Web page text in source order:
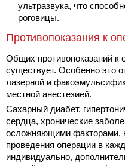
ультразвука, что
роговицы.
Противопоказания к
Общих противопоказаний к
существует. Особенно это
лазерной и
местной анестезией.
Сахарный диабет,
сердца, хронические
осложняющими факторами,
проведения операции в
индивидуально,